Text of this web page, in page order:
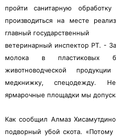
пройти санитарную
производиться на месте
главный государственный
ветеринарный инспектор РТ. -
молока в пластиковых
животноводческой
медкнижку, спецодежду.
ярмарочные площадки мы
Как сообщил Алмаз
подворный убой скота.